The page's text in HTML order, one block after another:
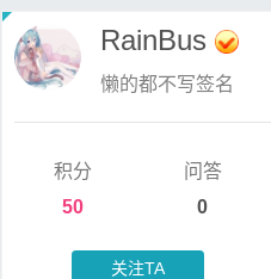
RainBus
懒的都不写签名
积分
50
问答
0
关注TA